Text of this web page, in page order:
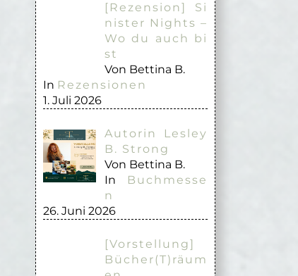
[Rezension] Si
nister Nights –
Wo du auch bi
st
Von Bettina B.
In Rezensionen
1. Juli 2026
Autorin Lesley
B. Strong
Von Bettina B.
In
Buchmesse
n
26. Juni 2026
[Vorstellung]
Bücher(T)räum